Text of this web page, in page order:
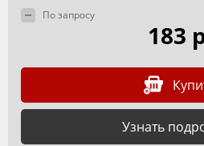
По запросу
183
Узнать